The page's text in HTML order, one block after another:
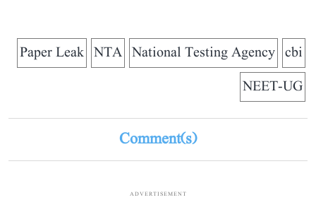
cbi
National Testing Agency
NTA
Paper Leak
NEET-UG
Comment(s)
ADVERTISEMENT